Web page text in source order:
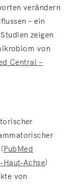
verändern
– ein
zeigen
von
Central –
PubMed
)
von